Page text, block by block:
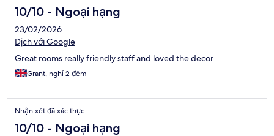
10/10 - Ngoại hạng
23/02/2026
Dịch với Google
Great rooms really friendly staff and loved the decor
Grant, nghỉ 2 đêm
Nhận xét đã xác thực
10/10 - Ngoại hạng